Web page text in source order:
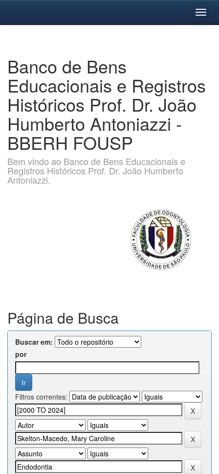
Banco de Bens
Educacionais e Registros
Históricos Prof. Dr. João
Humberto Antoniazzi -
BBERH FOUSP
Bem vindo ao Banco de Bens Educacionais e
Registros Históricos Prof. Dr. João Humberto
Antoniazzi.
Página de Busca
Buscar em:
por
Filtros correntes: